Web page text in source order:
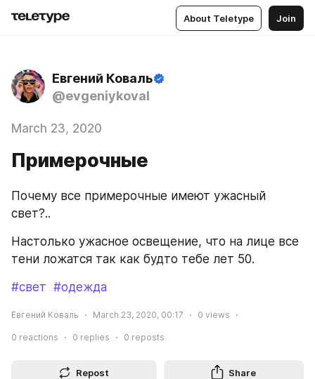
About Teletype Join
Евгений Коваль
@evgeniykoval
March 23, 2020
Примерочные
Почему все примерочные имеют ужасный
свет?..
Настолько ужасное освещение, что на лице все
тени ложатся так как будто тебе лет 50.
#свет #одежда
Евгений Коваль March 23, 2020, 00:17 0 views
0 reactions 0 replies 0 reposts
Repost Share